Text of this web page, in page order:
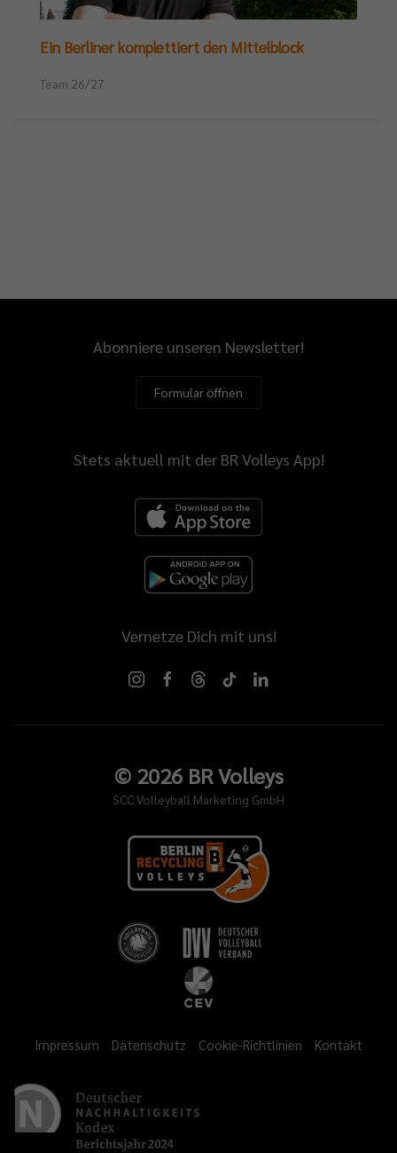
Ein Berliner komplettiert den Mittelblock
Team 26/27
Abonniere unseren Newsletter!
Formular öffnen
Stets aktuell mit der BR Volleys App!
Vernetze Dich mit uns!
© 2026BR Volleys
SCC Volleyball Marketing GmbH
Impressum Datenschutz Cookie-Richtlinien Kontakt